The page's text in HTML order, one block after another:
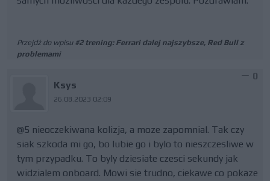
Przejdź do wpisu #2 trening: Ferrari dalej najszybsze, Red Bull z
problemami
Ksys
26.08.2023 02:09
0
@5 nieoczekiwana kolizja, a moze zapomnial. Tak czy
siak szkoda mi go, bo lubie go i bylo to nieszczesliwe w
tym przypadku. To byly dziesiate czesci sekundy jak
widzialem onboard. Mowi sie trudno, ciekawe co pokaze